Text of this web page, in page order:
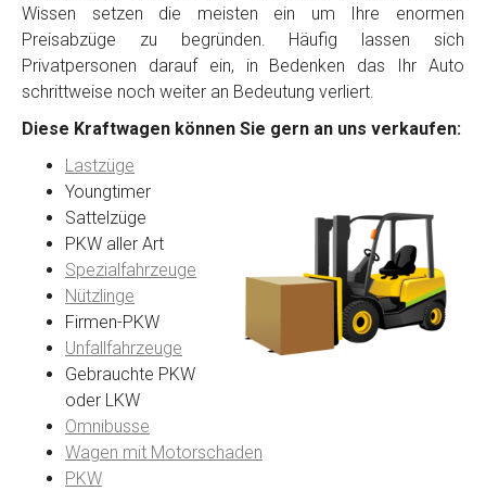
Wissen setzen die meisten ein um Ihre enormen
Preisabzüge zu begründen. Häufig lassen sich
Privatpersonen darauf ein, in Bedenken das Ihr Auto
schrittweise noch weiter an Bedeutung verliert.
Diese Kraftwagen können Sie gern an uns verkaufen:
Lastzüge
Youngtimer
Sattelzüge
PKW aller Art
Spezialfahrzeuge
Nützlinge
Firmen-PKW
Unfallfahrzeuge
Gebrauchte PKW
oder LKW
Omnibusse
Wagen mit Motorschaden
PKW